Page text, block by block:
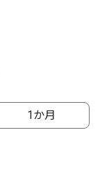
1か月